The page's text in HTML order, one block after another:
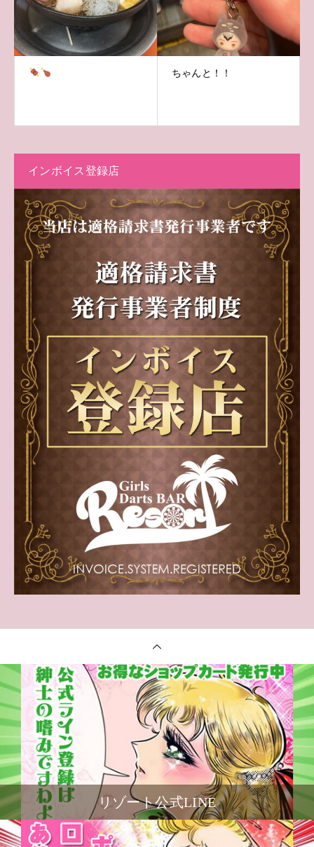
ちゃんと！！
インボイス登録店
リゾート公式LINE